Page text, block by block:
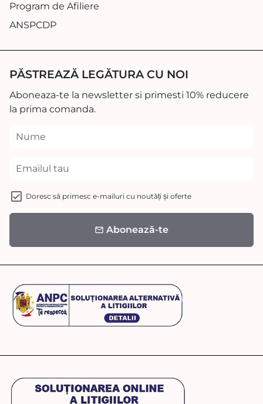
Program de Afiliere
ANSPCDP
PĂSTREAZĂ LEGĂTURA CU NOI
Aboneaza-te la newsletter si primesti 10% reducere
la prima comanda.
Doresc să primesc e-mailuri cu noutăți și oferte
email Abonează-te